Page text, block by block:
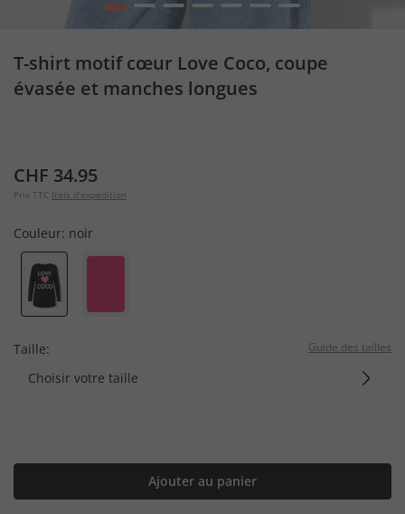
1 2 3 4 5 6 7
T-shirt motif cœur Love Coco, coupe
évasée et manches longues
CHF 34.95
Prix TTC frais d'expédition
Couleur: noir
Taille: Guide des tailles
Choisir votre taille
Ajouter au panier